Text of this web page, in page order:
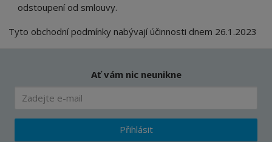
odstoupení od smlouvy.
Tyto obchodní podmínky nabývají účinnosti dnem 26.1.2023
Ať vám nic neunikne
Přihlásit